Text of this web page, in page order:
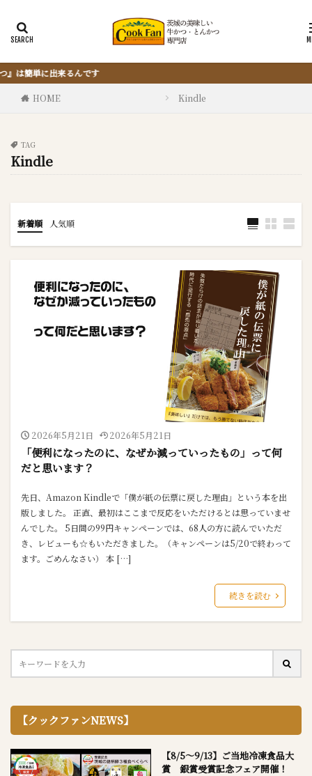
HOME Kindle
TAG
Kindle
新着順 人気順
2026年5月21日 2026年5月21日
「便利になったのに、なぜか減っていったもの」って何
だと思います？
先日、Amazon Kindleで「僕が紙の伝票に戻した理由」という本を出
版しました。 正直、最初はここまで反応をいただけるとは思っていませ
んでした。 5日間の99円キャンペーンでは、68人の方に読んでいただ
き、レビューも☆もいただきました。（キャンペーンは5/20で終わって
ます。ごめんなさい） 本 […]
続きを読む
【クックファンNEWS】
【8/5～9/13】ご当地冷凍食品大
賞 銀賞受賞記念フェア開催！